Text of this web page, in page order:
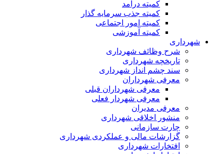
کمیته درآمد
کمیته جذب سرمایه گذار
کمیته امور اجتماعی
کمیته آموزشی
شهرداری
شرح وظائف شهرداری
تاریخچه شهرداری
سند چشم انداز شهرداری
معرفی شهرداران
معرفی شهرداران قبلی
معرفی شهردار فعلی
معرفی مدیران
منشور اخلاقی شهرداری
چارت سازمانی
گزارشات مالی و عملکردی شهرداری
افتخارات شهرداری